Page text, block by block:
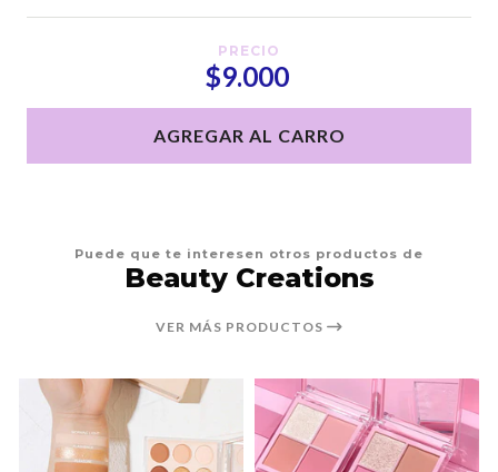
PRECIO
$9.000
AGREGAR AL CARRO
Puede que te interesen otros productos de
Beauty Creations
VER MÁS PRODUCTOS